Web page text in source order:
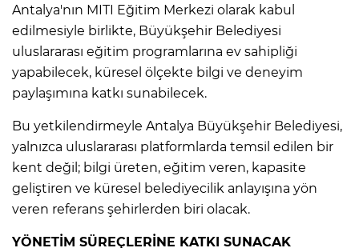
Antalya'nın MITI Eğitim Merkezi olarak kabul
edilmesiyle birlikte, Büyükşehir Belediyesi
uluslararası eğitim programlarına ev sahipliği
yapabilecek, küresel ölçekte bilgi ve deneyim
paylaşımına katkı sunabilecek.
Bu yetkilendirmeyle Antalya Büyükşehir Belediyesi,
yalnızca uluslararası platformlarda temsil edilen bir
kent değil; bilgi üreten, eğitim veren, kapasite
geliştiren ve küresel belediyecilik anlayışına yön
veren referans şehirlerden biri olacak.
YÖNETİM SÜREÇLERİNE KATKI SUNACAK